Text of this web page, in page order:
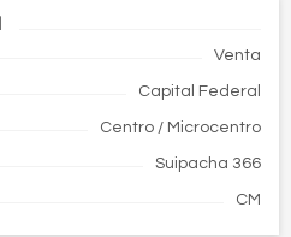
Venta
Capital Federal
Centro / Microcentro
Suipacha 366
CM